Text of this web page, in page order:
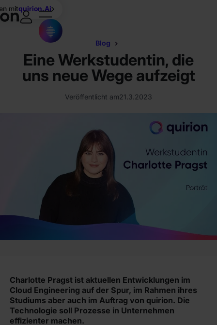
mitquirion.Ai
Blog
Eine Werkstudentin, die
uns neue Wege aufzeigt
Veröffentlicht am21.3.2023
Charlotte Pragst ist aktuellen Entwicklungen im
Cloud Engineering auf der Spur, im Rahmen ihres
Studiums aber auch im Auftrag von quirion. Die
Technologie soll Prozesse in Unternehmen
effizienter machen.